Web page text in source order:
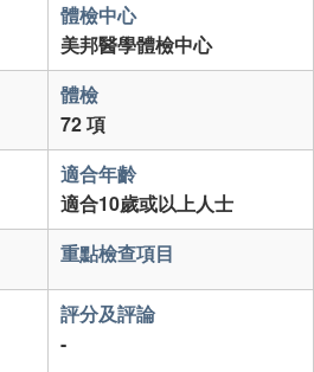
體檢中心
美邦醫學體檢中心
體檢
72 項
適合年齡
適合10歲或以上人士
重點檢查項目
評分及評論
-